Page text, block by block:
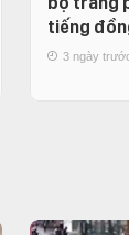
tiếng
3 ngày